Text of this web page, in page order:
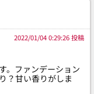
2022/01/04 0:29:26 投稿
。ファンデーション
？甘い香りがしま